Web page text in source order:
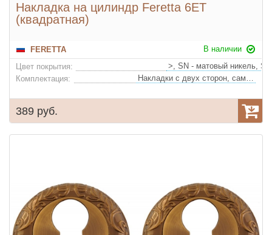
Накладка на цилиндр Feretta 6ET
(квадратная)
FERETTA
В наличии
Цвет покрытия:
Комплектация:
Накладки с двух сторон, саморезы
389 руб.